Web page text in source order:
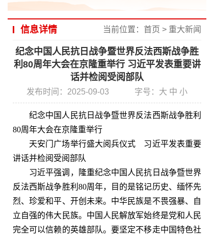
信息详情 当前位置： 首页 > 重大新闻
纪念中国人民抗日战争暨世界反法西斯战争胜
利80周年大会在京隆重举行 习近平发表重要讲
话并检阅受阅部队
发布时间：2025-09-03 字号： 大 中 小
纪念中国人民抗日战争暨世界反法西斯战争胜利
80周年大会在京隆重举行
天安门广场举行盛大阅兵仪式 习近平发表重要
讲话并检阅受阅部队
习近平强调，隆重纪念中国人民抗日战争暨世界
反法西斯战争胜利80周年，目的是铭记历史、缅怀先
烈、珍爱和平、开创未来。中华民族是不畏强暴、自
立自强的伟大民族。中国人民解放军始终是党和人民
完全可以信赖的英雄部队。要坚定不移走中国特色社